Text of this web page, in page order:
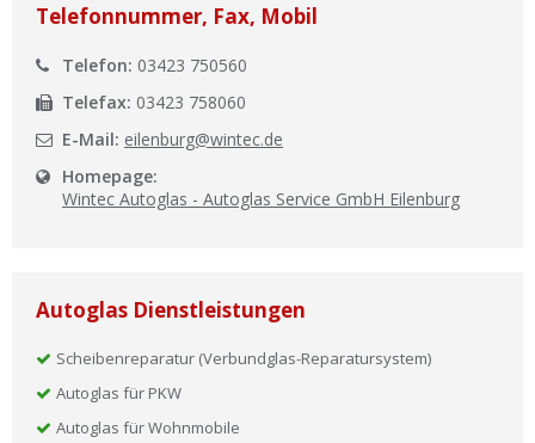
Telefonnummer, Fax, Mobil
Telefon: 03423 750560
Telefax: 03423 758060
E-Mail: eilenburg@wintec.de
Homepage:
Wintec Autoglas - Autoglas Service GmbH Eilenburg
Autoglas Dienstleistungen
Scheibenreparatur (Verbundglas-Reparatursystem)
Autoglas für PKW
Autoglas für Wohnmobile